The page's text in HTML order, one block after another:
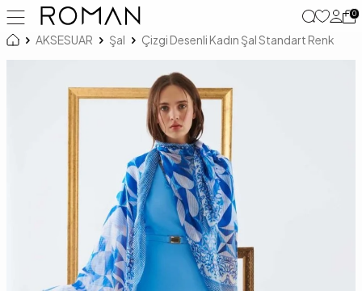
0
AKSESUAR Şal Çizgi Desenli Kadın Şal Standart Renk